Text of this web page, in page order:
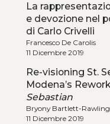
La
e devozione nel
di Carlo Crivelli
Francesco De Carolis
11 Dicembre 2019
Re-visioning St.
Modena’s
Sebastian
Bryony Bartlett-
11 Dicembre 2019